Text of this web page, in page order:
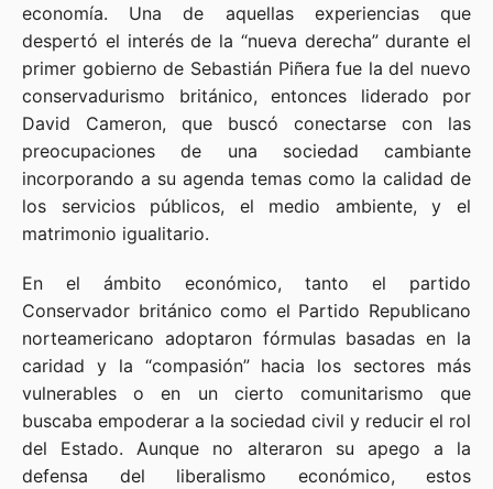
economía. Una de aquellas experiencias que
despertó el interés de la “nueva derecha” durante el
primer gobierno de Sebastián Piñera fue la del nuevo
conservadurismo británico, entonces liderado por
David Cameron, que buscó conectarse con las
preocupaciones de una sociedad cambiante
incorporando a su agenda temas como la calidad de
los servicios públicos, el medio ambiente, y el
matrimonio igualitario.
En el ámbito económico, tanto el partido
Conservador británico como el Partido Republicano
norteamericano adoptaron fórmulas basadas en la
caridad y la “compasión” hacia los sectores más
vulnerables o en un cierto comunitarismo que
buscaba empoderar a la sociedad civil y reducir el rol
del Estado. Aunque no alteraron su apego a la
defensa del liberalismo económico, estos